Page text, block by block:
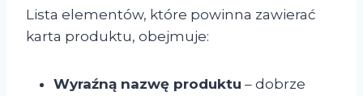
Lista elementów, które powinna zawierać
karta produktu, obejmuje:
Wyraźną nazwę produktu – dobrze